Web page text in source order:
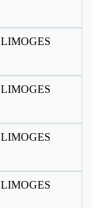
LIMOGES
LIMOGES
LIMOGES
LIMOGES